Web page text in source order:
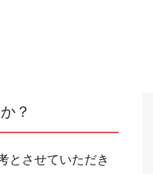
？
とさせていただき